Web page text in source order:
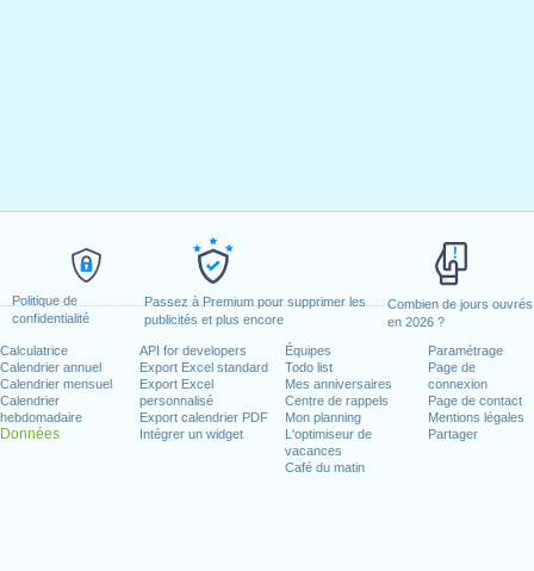
Politique de
confidentialité
Passez à Premium pour supprimer les
publicités et plus encore
Combien de jours ouvrés
en 2026 ?
Calculatrice
Calendrier annuel
Calendrier mensuel
Calendrier
hebdomadaire
Données
API for developers
Export Excel standard
Export Excel
personnalisé
Export calendrier PDF
Intégrer un widget
Équipes
Todo list
Mes anniversaires
Centre de rappels
Mon planning
L'optimiseur de
vacances
Café du matin
Paramétrage
Page de
connexion
Page de contact
Mentions légales
Partager